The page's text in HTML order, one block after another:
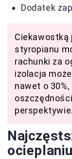
Dodatek
Ciekawostką
styropianu
rachunki za
izolacja
nawet o
perspektywie.